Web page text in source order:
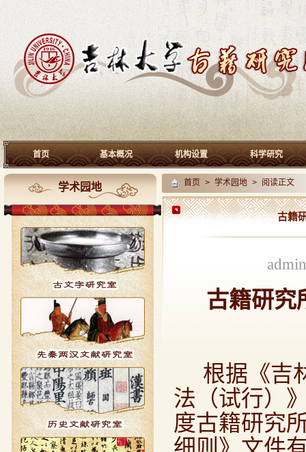
首页 基本概况 机构设置 科学研究
学术园地 首页 > 学术园地 > 阅读正文
古籍
古籍研究
根据《吉
法（试行）
度古籍研究